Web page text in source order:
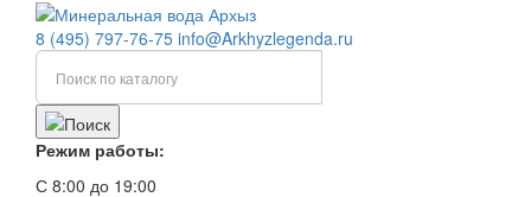
8 (495) 797-76-75 info@Arkhyzlegenda.ru
Режим работы:
С 8:00 до 19:00